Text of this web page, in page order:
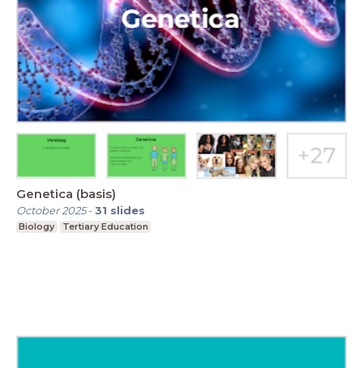
Genetica (basis)
October 2025-31 slides
Biology Tertiary Education